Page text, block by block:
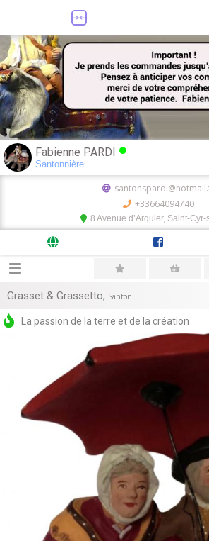
Fabienne PARDI
Santonnière
+33664094740
8 Avenue d’Arquier, Saint-Cyr-
Grasset & Grassetto, Santon
La passion de la terre et de la création